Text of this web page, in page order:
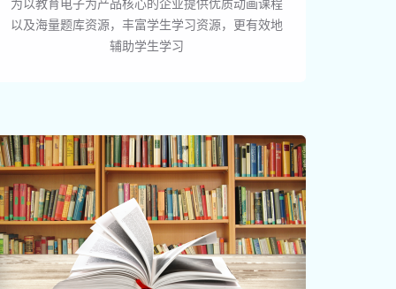
为以教育电子为产品核心的企业提供优质动画课程
以及海量题库资源，丰富学生学习资源，更有效地
辅助学生学习